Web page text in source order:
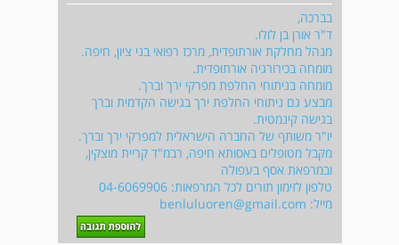
בברכה,
ד"ר אורן בן לולו.
מנהל מחלקת אורתופדית, מרכז רפואי בני ציון, חיפה.
מומחה בכירורגיה אורתופדית.
מומחה בניתוחי החלפת מפרקי ירך וברך.
מבצע גם ניתוחי החלפת ירך בגישה הקדמית וברך
בגישה קינמטית.
יו"ר משותף של החברה הישראלית למפרקי ירך וברך.
מקבל מטופלים באסותא חיפה, רבמ"ד קריית מוצקין,
ובמרפאת אסף בעפולה
טלפון לזימון תורים לכל המרפאות: 04-6069906
מייל: benluluoren@gmail.com